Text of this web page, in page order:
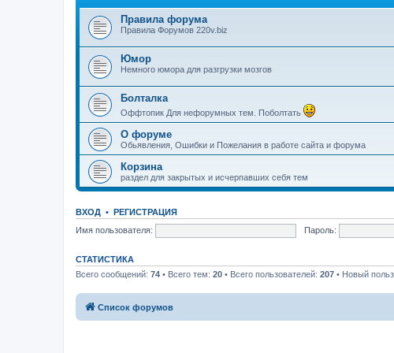
Правила форума
Правила Форумов 220v.biz
Юмор
Немного юмора для разгрузки мозгов
Болталка
Оффтопик Для нефорумных тем. Поболтать
О форуме
Обьявления, Ошибки и Пожелания в работе сайта и форума
Корзина
раздел для закрытых и исчерпавших себя тем
ВХОД • РЕГИСТРАЦИЯ
Имя пользователя:
Пароль:
СТАТИСТИКА
Всего сообщений: 74 • Всего тем: 20 • Всего пользователей: 207 • Новый
Список форумов